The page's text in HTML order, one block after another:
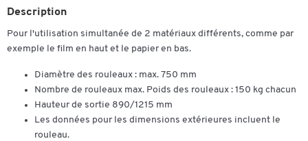
Description
Pour l'utilisation simultanée de 2 matériaux différents, comme par
exemple le film en haut et le papier en bas.
Diamètre des rouleaux : max. 750 mm
Nombre de rouleaux max. Poids des rouleaux : 150 kg chacun
Hauteur de sortie 890/1215 mm
Les données pour les dimensions extérieures incluent le
rouleau.